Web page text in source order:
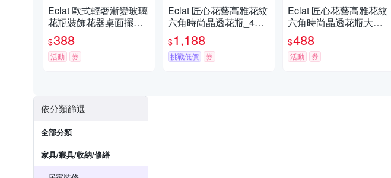
Eclat 歐式輕奢漸變玻璃
花瓶裝飾花器桌面擺飾_
2款任選
$388
活動 券
Eclat 匠心花藝高雅花紋
六角時尚晶透花瓶_4入/
組
$1,188
挑戰低價 券
Eclat 匠心花藝高雅花紋
六角時尚晶透花瓶大款_
2款任選
$488
活動 券
依分類篩選
全部分類
家具/寢具/收納/修繕